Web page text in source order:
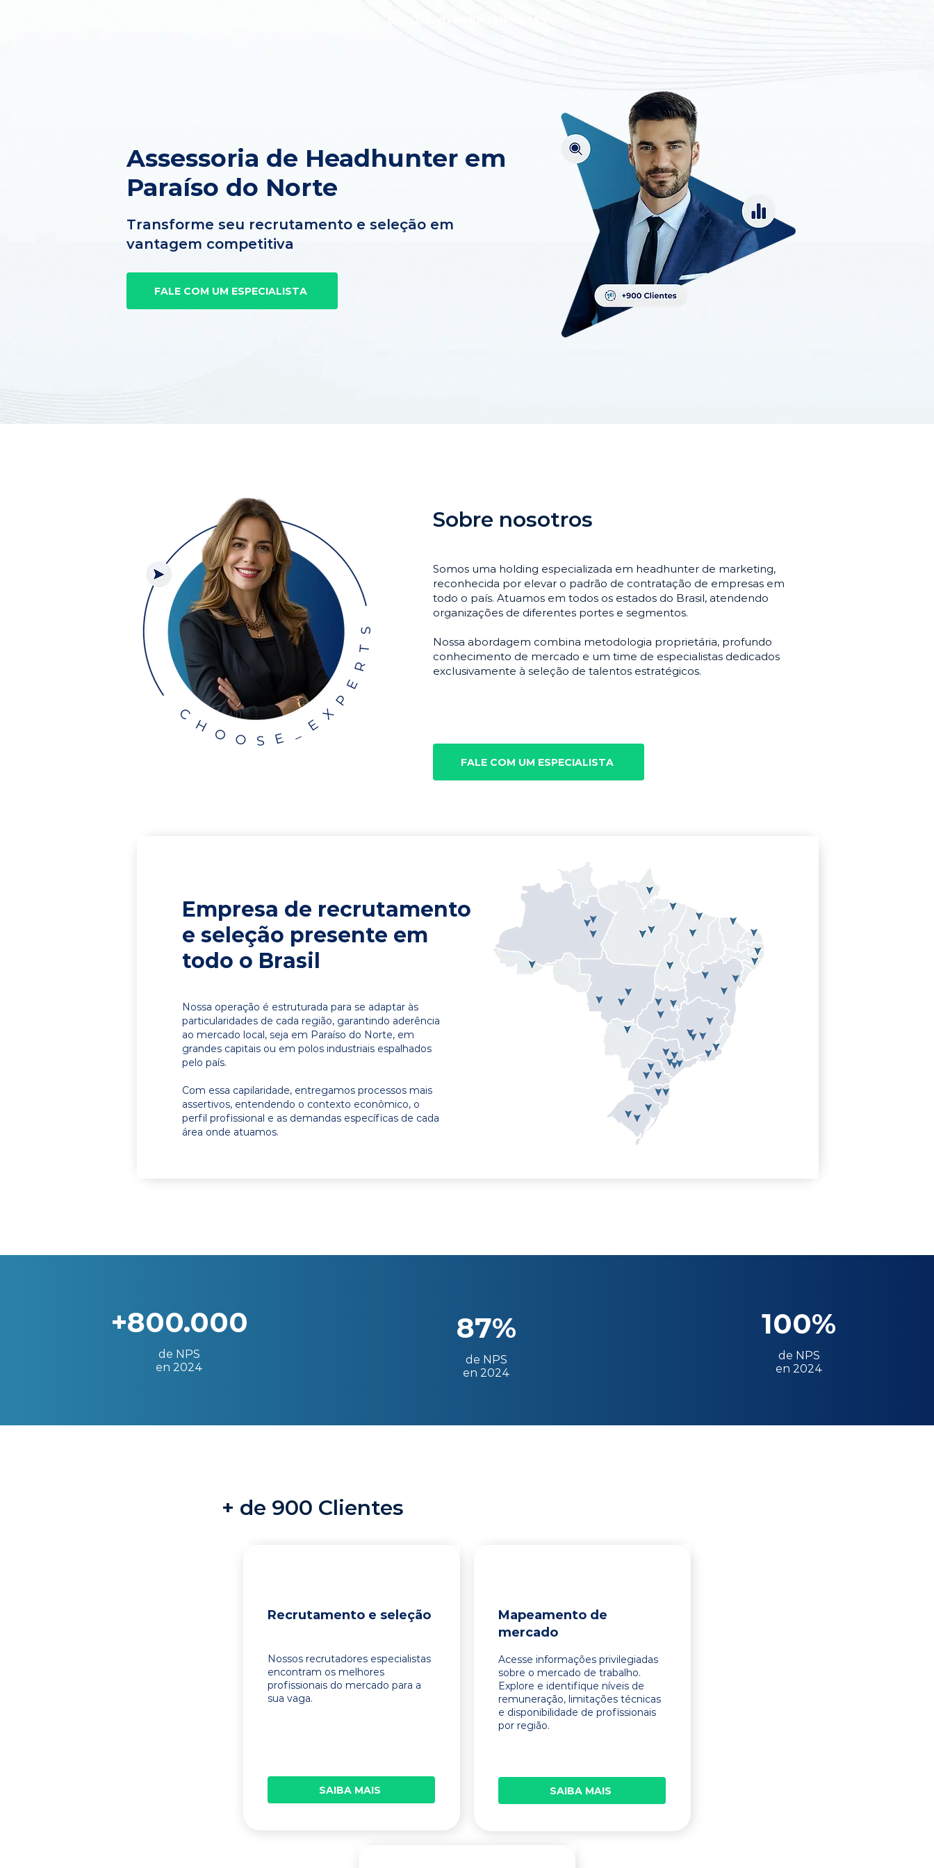
Assessoria de Headhunter em
Paraíso do Norte
Transforme seu recrutamento e seleção em
vantagem competitiva
FALE COM UM ESPECIALISTA
Sobre nosotros
Somos uma holding especializada em headhunter de marketing,
reconhecida por elevar o padrão de contratação de empresas em
todo o país. Atuamos em todos os estados do Brasil, atendendo
organizações de diferentes portes e segmentos.
Nossa abordagem combina metodologia proprietária, profundo
conhecimento de mercado e um time de especialistas dedicados
exclusivamente à seleção de talentos estratégicos.
FALE COM UM ESPECIALISTA
Empresa de recrutamento
e seleção presente em
todo o Brasil
Nossa operação é estruturada para se adaptar às
particularidades de cada região, garantindo aderência
ao mercado local, seja em Paraíso do Norte, em
grandes capitais ou em polos industriais espalhados
pelo país.
Com essa capilaridade, entregamos processos mais
assertivos, entendendo o contexto econômico, o
perfil profissional e as demandas específicas de cada
área onde atuamos.
+800.000
de NPS
en 2024
87%
de NPS
en 2024
100%
de NPS
en 2024
+ de 900 Clientes
Recrutamento e seleção
Nossos recrutadores especialistas
encontram os melhores
profissionais do mercado para a
sua vaga.
SAIBA MAIS
Mapeamento de
mercado
Acesse informações privilegiadas
sobre o mercado de trabalho.
Explore e identifique níveis de
remuneração, limitações técnicas
e disponibilidade de profissionais
por região.
SAIBA MAIS